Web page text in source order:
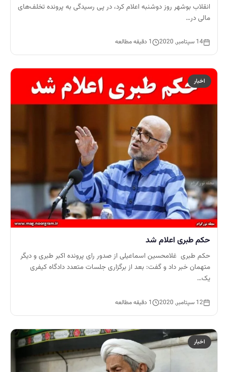
انقلاب بوشهر روز دوشنبه اعلام کرد، در پی رسیدگی به پرونده تخلف‌های
مالی در…
14 سپتامبر, 2020 1 دقیقه مطالعه
اخبار
حکم طبری اعلام شد
حکم طبری غلامحسین اسماعیلی از صدور رای پرونده اکبر طبری و دیگر
متهمان خبر داد و گفت: بعد از برگزاری جلسات متعدد دادگاه کیفری
یک…
12 سپتامبر, 2020 1 دقیقه مطالعه
اخبار